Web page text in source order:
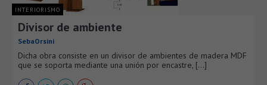
INTERIORISMO
Divisor de ambiente
SebaOrsini
Dicha obra consiste en un divisor de ambientes de madera MDF
que se soporta mediante una unión por encastre, [...]